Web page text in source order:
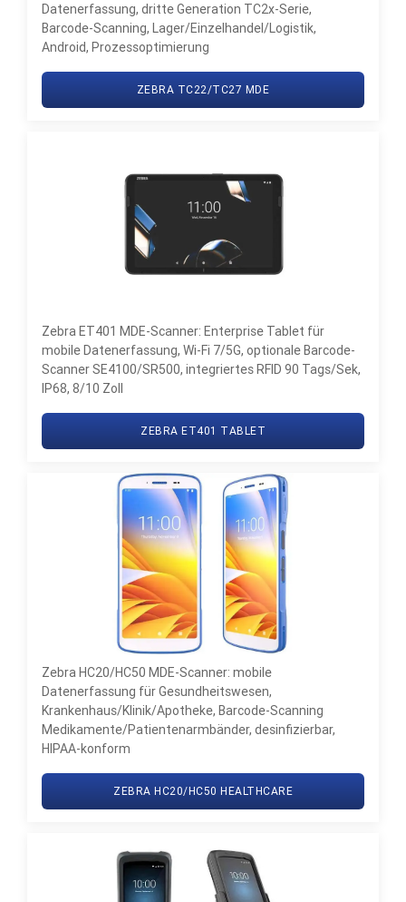
Datenerfassung, dritte Generation TC2x-Serie,
Barcode-Scanning, Lager/Einzelhandel/Logistik,
Android, Prozessoptimierung
ZEBRA TC22/TC27 MDE
Zebra ET401 MDE-Scanner: Enterprise Tablet für
mobile Datenerfassung, Wi-Fi 7/5G, optionale Barcode-
Scanner SE4100/SR500, integriertes RFID 90 Tags/Sek,
IP68, 8/10 Zoll
ZEBRA ET401 TABLET
Zebra HC20/HC50 MDE-Scanner: mobile
Datenerfassung für Gesundheitswesen,
Krankenhaus/Klinik/Apotheke, Barcode-Scanning
Medikamente/Patientenarmbänder, desinfizierbar,
HIPAA-konform
ZEBRA HC20/HC50 HEALTHCARE